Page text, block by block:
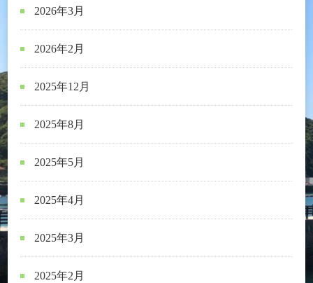
2026年3月
2026年2月
2025年12月
2025年8月
2025年5月
2025年4月
2025年3月
2025年2月